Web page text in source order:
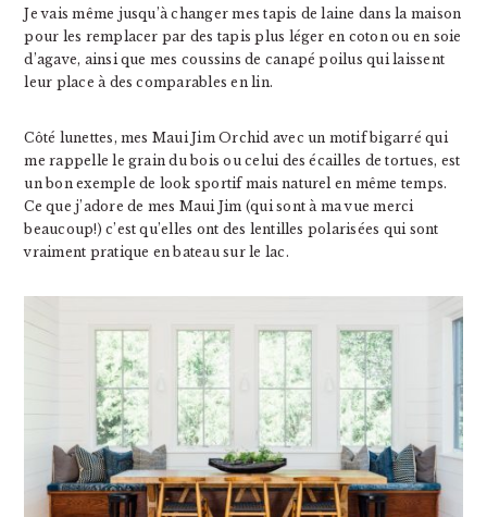
Je vais même jusqu’à changer mes tapis de laine dans la maison
pour les remplacer par des tapis plus léger en coton ou en soie
d’agave, ainsi que mes coussins de canapé poilus qui laissent
leur place à des comparables en lin.
Côté lunettes, mes Maui Jim Orchid avec un motif bigarré qui
me rappelle le grain du bois ou celui des écailles de tortues, est
un bon exemple de look sportif mais naturel en même temps.
Ce que j’adore de mes Maui Jim (qui sont à ma vue merci
beaucoup!) c’est qu’elles ont des lentilles polarisées qui sont
vraiment pratique en bateau sur le lac.